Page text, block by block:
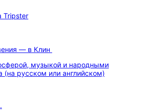
— в Клин
музыкой и народными
(на русском или английском)